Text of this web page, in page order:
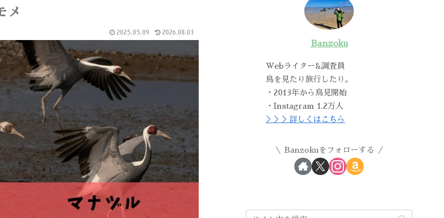
メ
2025.05.09 2026.08.03
Banzoku
Webライター&調査員
鳥を見たり旅行したり。
・2013年から鳥見開始
・Instagram 1.2万人
＞＞＞詳しくはこちら
Banzokuをフォローする